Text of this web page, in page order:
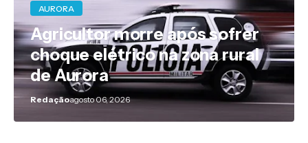
AURORA
Agricultor morre após sofrer
choque elétrico na zona rural
de Aurora
Redaçãoagosto 06, 2026